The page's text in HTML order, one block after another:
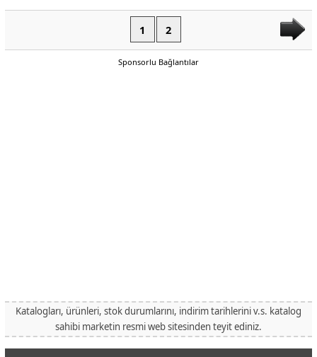
1 2
Sponsorlu Bağlantılar
Katalogları, ürünleri, stok durumlarını, indirim tarihlerini v.s. katalog
sahibi marketin resmi web sitesinden teyit ediniz.